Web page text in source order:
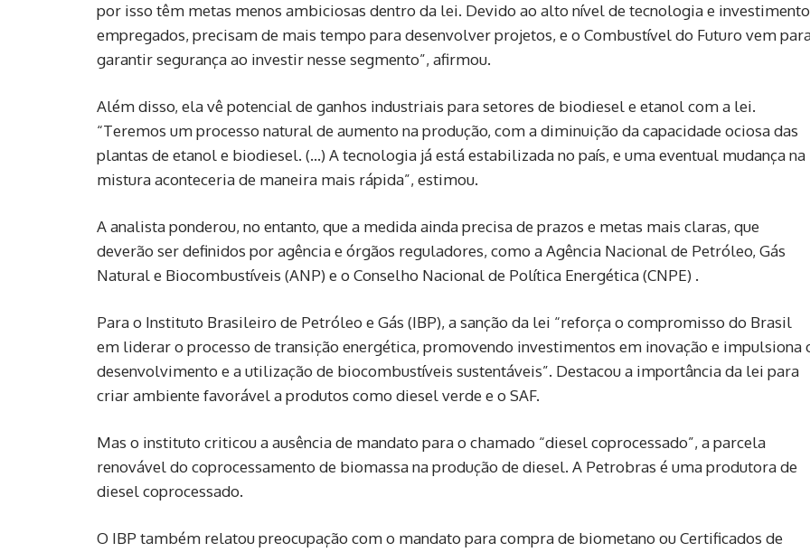
por isso têm metas menos ambiciosas dentro da lei. Devido ao alto nível de tecnologia e investimento
empregados, precisam de mais tempo para desenvolver projetos, e o Combustível do Futuro vem
garantir segurança ao investir nesse segmento”, afirmou.
Além disso, ela vê potencial de ganhos industriais para setores de biodiesel e etanol com a lei.
“Teremos um processo natural de aumento na produção, com a diminuição da capacidade ociosa das
plantas de etanol e biodiesel. (…) A tecnologia já está estabilizada no país, e uma eventual mudança na
mistura aconteceria de maneira mais rápida”, estimou.
A analista ponderou, no entanto, que a medida ainda precisa de prazos e metas mais claras, que
deverão ser definidos por agência e órgãos reguladores, como a Agência Nacional de Petróleo, Gás
Natural e Biocombustíveis (ANP) e o Conselho Nacional de Política Energética (CNPE) .
Para o Instituto Brasileiro de Petróleo e Gás (IBP), a sanção da lei “reforça o compromisso do Brasil
em liderar o processo de transição energética, promovendo investimentos em inovação e impulsiona
desenvolvimento e a utilização de biocombustíveis sustentáveis”. Destacou a importância da lei para
criar ambiente favorável a produtos como diesel verde e o SAF.
Mas o instituto criticou a ausência de mandato para o chamado “diesel coprocessado”, a parcela
renovável do coprocessamento de biomassa na produção de diesel. A Petrobras é uma produtora de
diesel coprocessado.
O IBP também relatou preocupação com o mandato para compra de biometano ou Certificados de